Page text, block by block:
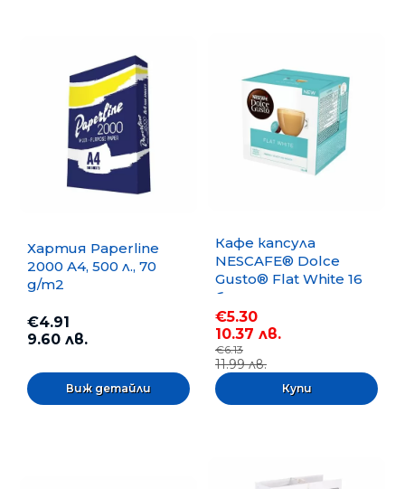
Хартия Paperline
2000 A4, 500 л., 70
g/m2
€4.91
9.60 лв.
Виж детайли
Кафе капсула
NESCAFE® Dolce
Gusto® Flat White 16
бр.
€5.30
10.37 лв.
€6.13
11.99 лв.